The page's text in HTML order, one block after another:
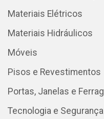
Materiais Elétricos
Materiais Hidráulicos
Móveis
Pisos e Revestimentos
Portas, Janelas e
Tecnologia e Segurança